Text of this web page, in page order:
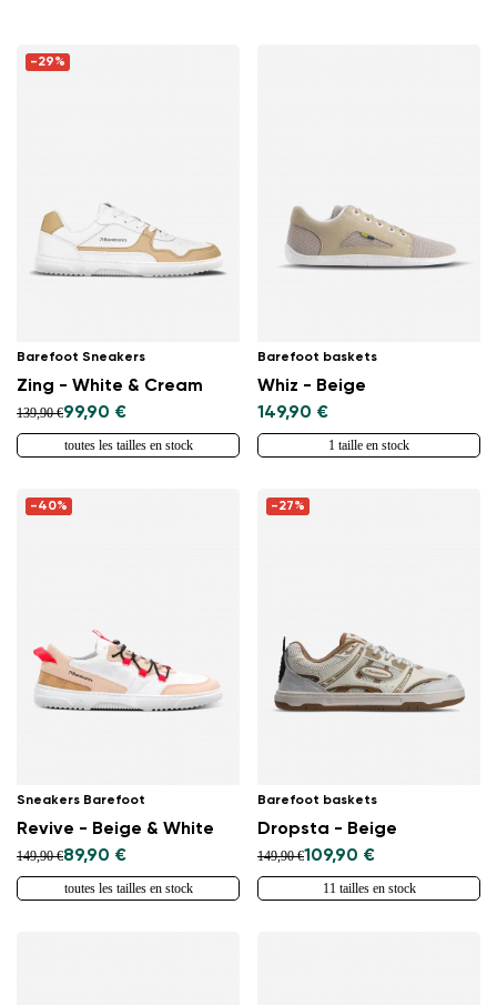
-29%
Barefoot Sneakers
Zing - White & Cream
139,90 €99,90 €
toutes les tailles en stock
Barefoot baskets
Whiz - Beige
149,90 €
1 taille en stock
-40%
Sneakers Barefoot
Revive - Beige & White
149,90 €89,90 €
toutes les tailles en stock
-27%
Barefoot baskets
Dropsta - Beige
149,90 €109,90 €
11 tailles en stock